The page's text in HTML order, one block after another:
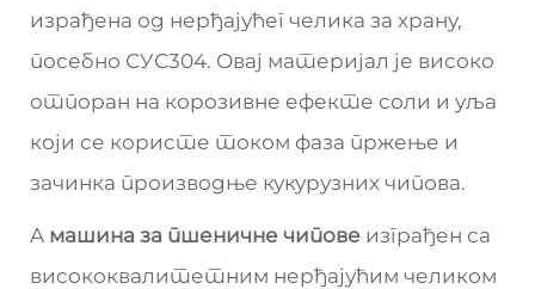
израђена од нерђајућег челика за храну,
посебно СУС304. Овај материјал је високо
отпоран на корозивне ефекте соли и уља
који се користе током фаза пржење и
зачинка производње кукурузних чипова.
A машина за пшеничне чипове изграђен са
висококвалитетним нерђајућим челиком